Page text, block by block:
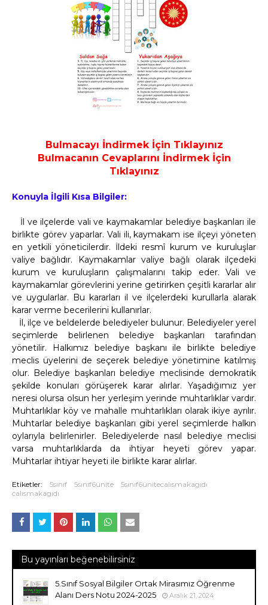
Bulmacayı İndirmek İçin Tıklayınız
Bulmacanın Cevaplarını İndirmek İçin
Tıklayınız
Konuyla İlgili Kısa Bilgiler:
İl ve ilçelerde vali ve kaymakamlar belediye başkanları ile
birlikte görev yaparlar. Vali ili, kaymakam ise ilçeyi yöneten
en yetkili yöneticilerdir. İldeki resmî kurum ve kuruluşlar
valiye bağlıdır. Kaymakamlar valiye bağlı olarak ilçedeki
kurum ve kuruluşların çalışmalarını takip eder. Vali ve
kaymakamlar görevlerini yerine getirirken çeşitli kararlar alır
ve uygularlar. Bu kararları il ve ilçelerdeki kurullarla alarak
karar verme becerilerini kullanırlar.
İl, ilçe ve beldelerde belediyeler bulunur. Belediyeler yerel
seçimlerde belirlenen belediye başkanları tarafından
yönetilir. Halkımız belediye başkanı ile birlikte belediye
meclis üyelerini de seçerek belediye yönetimine katılmış
olur. Belediye başkanları belediye meclisinde demokratik
şekilde konuları görüşerek karar alırlar. Yaşadığımız yer
neresi olursa olsun her yerleşim yerinde muhtarlıklar vardır.
Muhtarlıklar köy ve mahalle muhtarlıkları olarak ikiye ayrılır.
Muhtarlar belediye başkanları gibi yerel seçimlerde halkın
oylarıyla belirlenirler. Belediyelerde nasıl belediye meclisi
varsa muhtarlıklarda da ihtiyar heyeti görev yapar.
Muhtarlar ihtiyar heyeti ile birlikte karar alırlar.
Etiketler: 5sınıf 5sınıf6ünite
5sınıf6ünitecalısmakagıdı
calısmakagıdı
Bu yayınları beğenebilirsiniz
5.Sınıf Sosyal Bilgiler Ortak Mirasımız Öğrenme
Alanı Ders Notu 2024-2025
Aralık 21, 2024